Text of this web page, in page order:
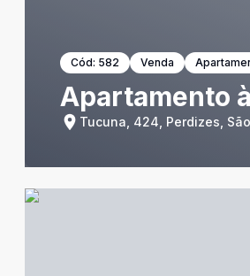
Cód: 582 Venda
Apartamento
Tucuna, 424, Perdizes,